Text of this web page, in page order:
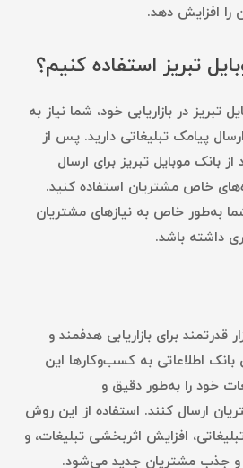
را افزایش دهد.
تبریز استفاده کنیم؟
تبریز در بازاریابی خود، شما نیاز به
پیامک تبلیغاتی دارید. پس از
بانک موبایل تبریز برای ارسال
خاص مشتریان استفاده کنید.
به‌طور خاص به نیازهای مشتریان
داشته باشد.
قدرتمند برای بازاریابی هدفمند و
اطلاعاتی به کسب‌وکارها این
خود را به‌طور دقیق و
ارسال کنند. استفاده از این روش
افزایش اثربخشی تبلیغات، و
و جذب مشتریان جدید می‌شود.